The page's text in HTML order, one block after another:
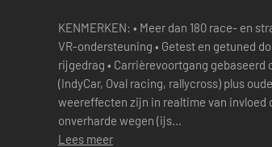
KENMERKEN: • Meer dan 180 race- en straatauto's van hoogstaande merken • Volledige 12K- en
VR-ondersteuning • Getest en getuned
rijgedrag • Carrièrevoortgang
(IndyCar, Oval racing, rallycross) plus
weereffecten zijn in realtime van invloed
onverharde wegen (ijs...
Lees meer